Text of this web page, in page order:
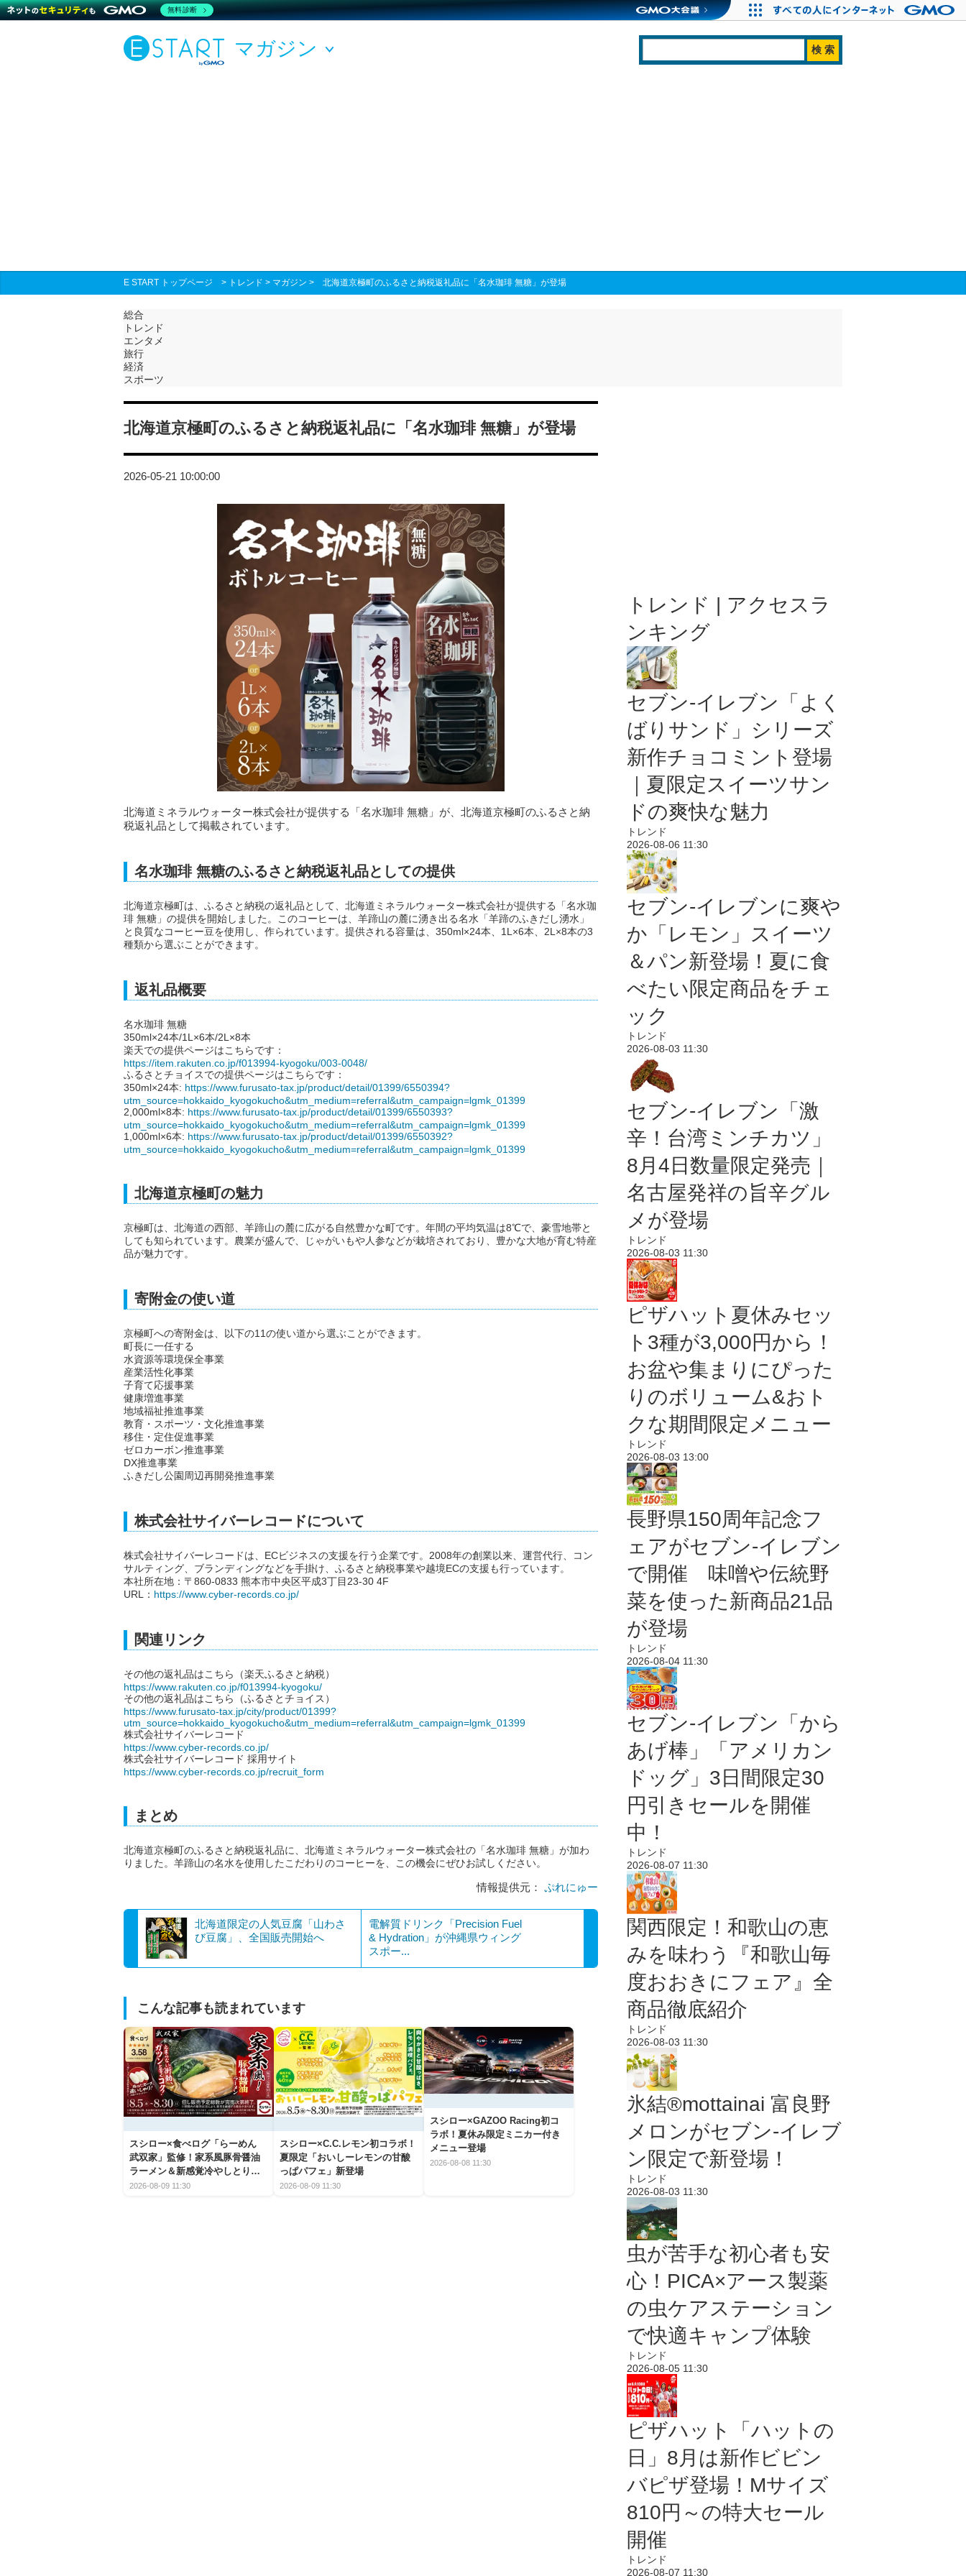
マガジン
E START トップページ > トレンド > マガジン > 北海道京極町のふるさと納税返礼品に「名水珈琲 無糖」が登場
総合
トレンド
エンタメ
旅行
経済
スポーツ
北海道京極町のふるさと納税返礼品に「名水珈琲 無糖」が登場
2026-05-21 10:00:00
北海道ミネラルウォーター株式会社が提供する「名水珈琲 無糖」が、北海道京極町のふるさと納
税返礼品として掲載されています。
名水珈琲 無糖のふるさと納税返礼品としての提供
北海道京極町は、ふるさと納税の返礼品として、北海道ミネラルウォーター株式会社が提供する「名水珈
琲 無糖」の提供を開始しました。このコーヒーは、羊蹄山の麓に湧き出る名水「羊蹄のふきだし湧水」
と良質なコーヒー豆を使用し、作られています。提供される容量は、350ml×24本、1L×6本、2L×8本の3
種類から選ぶことができます。
返礼品概要
名水珈琲 無糖
350ml×24本/1L×6本/2L×8本
楽天での提供ページはこちらです：
https://item.rakuten.co.jp/f013994-kyogoku/003-0048/
ふるさとチョイスでの提供ページはこちらです：
350ml×24本: https://www.furusato-tax.jp/product/detail/01399/6550394?
utm_source=hokkaido_kyogokucho&utm_medium=referral&utm_campaign=lgmk_01399
2,000ml×8本: https://www.furusato-tax.jp/product/detail/01399/6550393?
utm_source=hokkaido_kyogokucho&utm_medium=referral&utm_campaign=lgmk_01399
1,000ml×6本: https://www.furusato-tax.jp/product/detail/01399/6550392?
utm_source=hokkaido_kyogokucho&utm_medium=referral&utm_campaign=lgmk_01399
北海道京極町の魅力
京極町は、北海道の西部、羊蹄山の麓に広がる自然豊かな町です。年間の平均気温は8℃で、豪雪地帯と
しても知られています。農業が盛んで、じゃがいもや人参などが栽培されており、豊かな大地が育む特産
品が魅力です。
寄附金の使い道
京極町への寄附金は、以下の11の使い道から選ぶことができます。
町長に一任する
水資源等環境保全事業
産業活性化事業
子育て応援事業
健康増進事業
地域福祉推進事業
教育・スポーツ・文化推進事業
移住・定住促進事業
ゼロカーボン推進事業
DX推進事業
ふきだし公園周辺再開発推進事業
株式会社サイバーレコードについて
株式会社サイバーレコードは、ECビジネスの支援を行う企業です。2008年の創業以来、運営代行、コン
サルティング、ブランディングなどを手掛け、ふるさと納税事業や越境ECの支援も行っています。
本社所在地：〒860-0833 熊本市中央区平成3丁目23-30 4F
URL： https://www.cyber-records.co.jp/
関連リンク
その他の返礼品はこちら（楽天ふるさと納税）
https://www.rakuten.co.jp/f013994-kyogoku/
その他の返礼品はこちら（ふるさとチョイス）
https://www.furusato-tax.jp/city/product/01399?
utm_source=hokkaido_kyogokucho&utm_medium=referral&utm_campaign=lgmk_01399
株式会社サイバーレコード
https://www.cyber-records.co.jp/
株式会社サイバーレコード 採用サイト
https://www.cyber-records.co.jp/recruit_form
まとめ
北海道京極町のふるさと納税返礼品に、北海道ミネラルウォーター株式会社の「名水珈琲 無糖」が加わ
りました。羊蹄山の名水を使用したこだわりのコーヒーを、この機会にぜひお試しください。
情報提供元： ぷれにゅー
北海道限定の人気豆腐「山わさ
び豆腐」、全国販売開始へ
電解質ドリンク「Precision Fuel
& Hydration」が沖縄県ウィング
スポー...
こんな記事も読まれています
スシロー×食べログ「らーめん
武双家」監修！家系風豚骨醤油
ラーメン＆新感覚冷やしとり天
うどんが新登場
2026-08-09 11:30
スシロー×C.C.レモン初コラボ！
夏限定「おいしーレモンの甘酸
っぱパフェ」新登場
2026-08-09 11:30
スシロー×GAZOO Racing初コ
ラボ！夏休み限定ミニカー付き
メニュー登場
2026-08-08 11:30
トレンド | アクセスラ
ンキング
セブン‐イレブン「よく
ばりサンド」シリーズ
新作チョコミント登場
｜夏限定スイーツサン
ドの爽快な魅力
トレンド
2026-08-06 11:30
セブン‐イレブンに爽や
か「レモン」スイーツ
＆パン新登場！夏に食
べたい限定商品をチェ
ック
トレンド
2026-08-03 11:30
セブン-イレブン「激
辛！台湾ミンチカツ」
8月4日数量限定発売｜
名古屋発祥の旨辛グル
メが登場
トレンド
2026-08-03 11:30
ピザハット夏休みセッ
ト3種が3,000円から！
お盆や集まりにぴった
りのボリューム&おト
クな期間限定メニュー
トレンド
2026-08-03 13:00
長野県150周年記念フ
ェアがセブン-イレブン
で開催 味噌や伝統野
菜を使った新商品21品
が登場
トレンド
2026-08-04 11:30
セブン‐イレブン「から
あげ棒」「アメリカン
ドッグ」3日間限定30
円引きセールを開催
中！
トレンド
2026-08-07 11:30
関西限定！和歌山の恵
みを味わう『和歌山毎
度おおきにフェア』全
商品徹底紹介
トレンド
2026-08-03 11:30
氷結®mottainai 富良野
メロンがセブン‐イレブ
ン限定で新登場！
トレンド
2026-08-03 11:30
虫が苦手な初心者も安
心！PICA×アース製薬
の虫ケアステーション
で快適キャンプ体験
トレンド
2026-08-05 11:30
ピザハット「ハットの
日」8月は新作ビビン
バピザ登場！Mサイズ
810円～の特大セール
開催
トレンド
2026-08-07 11:30
無料診断